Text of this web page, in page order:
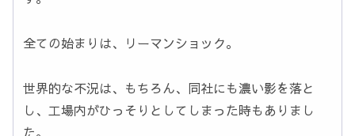
全ての始まりは、リーマンショック。
世界的な不況は、もちろん、同社にも濃い影を落と
し、工場内がひっそりとしてしまった時もありまし
た。